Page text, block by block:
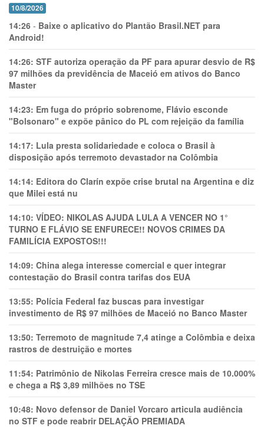
10/8/2026
14:26 - Baixe o aplicativo do Plantão Brasil.NET para
Android!
14:26: STF autoriza operação da PF para apurar desvio de R$
97 milhões da previdência de Maceió em ativos do Banco
Master
14:23: Em fuga do próprio sobrenome, Flávio esconde
"Bolsonaro" e expõe pânico do PL com rejeição da família
14:17: Lula presta solidariedade e coloca o Brasil à
disposição após terremoto devastador na Colômbia
14:14: Editora do Clarín expõe crise brutal na Argentina e diz
que Milei está nu
14:10: VÍDEO: NIKOLAS AJUDA LULA A VENCER NO 1°
TURNO E FLÁVIO SE ENFURECE!! NOVOS CRIMES DA
FAMILÍCIA EXPOSTOS!!!
14:09: China alega interesse comercial e quer integrar
contestação do Brasil contra tarifas dos EUA
13:55: Polícia Federal faz buscas para investigar
investimento de R$ 97 milhões de Maceió no Banco Master
13:50: Terremoto de magnitude 7,4 atinge a Colômbia e deixa
rastros de destruição e mortes
11:54: Patrimônio de Nikolas Ferreira cresce mais de 10.000%
e chega a R$ 3,89 milhões no TSE
10:48: Novo defensor de Daniel Vorcaro articula audiência
no STF e pode reabrir DELAÇÃO PREMIADA